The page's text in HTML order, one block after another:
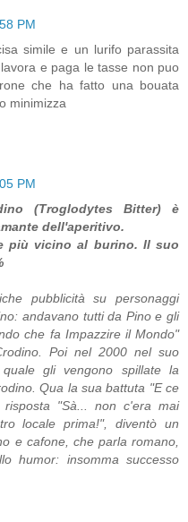
PM
simile e un lurifo parassita
e paga le tasse non puo
che ha fatto una bouata
minimizza
PM
(Troglodytes Bitter) è
dell'aperitivo.
più vicino al burino. Il suo
pubblicità su personaggi
andavano tutti da Pino e gli
che fa Impazzire il Mondo"
Poi nel 2000 nel suo
gli vengono spillate la
Qua la sua battuta "E ce
"Sà... non c'era mai
locale prima!", diventò un
e cafone, che parla romano,
humor: insomma successo